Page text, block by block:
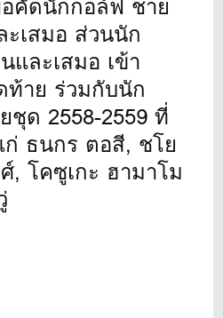
เสมอ ส่วนนัก
ละเสมอ เข้า
าย ร่วมกับนัก
ด 2558-2559 ที่
ธนกร ตอสี, ชโย
, โคซูเกะ ฮามาโม